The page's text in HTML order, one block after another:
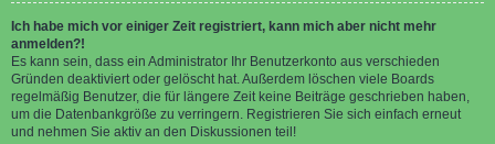
Ich habe mich vor einiger Zeit registriert, kann mich aber nicht mehr
anmelden?!
Es kann sein, dass ein Administrator Ihr Benutzerkonto aus verschieden
Gründen deaktiviert oder gelöscht hat. Außerdem löschen viele Boards
regelmäßig Benutzer, die für längere Zeit keine Beiträge geschrieben haben,
um die Datenbankgröße zu verringern. Registrieren Sie sich einfach erneut
und nehmen Sie aktiv an den Diskussionen teil!